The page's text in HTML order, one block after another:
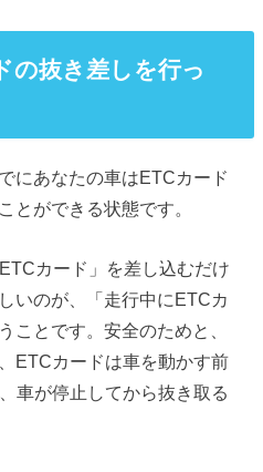
の抜き差しを行っ
にあなたの車はETCカード
とができる状態です。
カード」を差し込むだけ
いのが、「走行中にETCカ
ことです。安全のためと、
ETCカードは車を動かす前
車が停止してから抜き取る